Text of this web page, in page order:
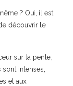
? Oui, il est
découvrir le
sur la pente,
intenses,
et aux